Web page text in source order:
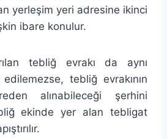
yerleşim yeri adresine ikinci
ibare konulur.
tebliğ evrakı da aynı
tebliğ evrakının
alınabileceği şerhini
ekinde yer alan tebligat